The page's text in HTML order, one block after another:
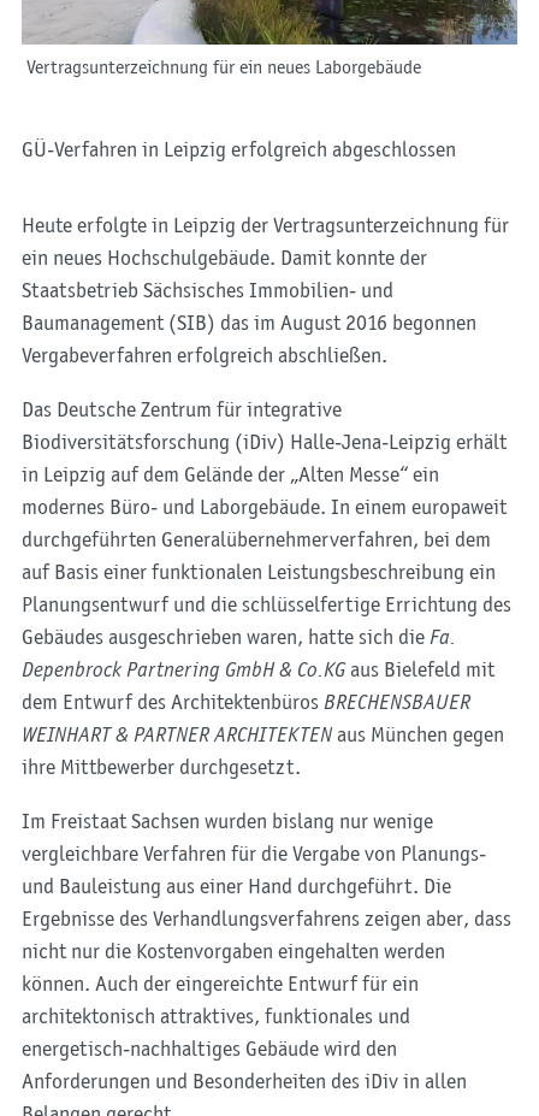
Vertragsunterzeichnung für ein neues Laborgebäude
GÜ-Verfahren in Leipzig erfolgreich abgeschlossen
Heute erfolgte in Leipzig der Vertragsunterzeichnung für
ein neues Hochschulgebäude. Damit konnte der
Staatsbetrieb Sächsisches Immobilien- und
Baumanagement (SIB) das im August 2016 begonnen
Vergabeverfahren erfolgreich abschließen.
Das Deutsche Zentrum für integrative
Biodiversitätsforschung (iDiv) Halle-Jena-Leipzig erhält
in Leipzig auf dem Gelände der „Alten Messe“ ein
modernes Büro- und Laborgebäude. In einem europaweit
durchgeführten Generalübernehmerverfahren, bei dem
auf Basis einer funktionalen Leistungsbeschreibung ein
Planungsentwurf und die schlüsselfertige Errichtung des
Gebäudes ausgeschrieben waren, hatte sich dieFa.
Depenbrock Partnering GmbH & Co.KGaus Bielefeld mit
dem Entwurf des ArchitektenbürosBRECHENSBAUER
WEINHART & PARTNER ARCHITEKTENaus München gegen
ihre Mittbewerber durchgesetzt.
Im Freistaat Sachsen wurden bislang nur wenige
vergleichbare Verfahren für die Vergabe von Planungs-
und Bauleistung aus einer Hand durchgeführt. Die
Ergebnisse des Verhandlungsverfahrens zeigen aber, dass
nicht nur die Kostenvorgaben eingehalten werden
können. Auch der eingereichte Entwurf für ein
architektonisch attraktives, funktionales und
energetisch-nachhaltiges Gebäude wird den
Anforderungen und Besonderheiten des iDiv in allen